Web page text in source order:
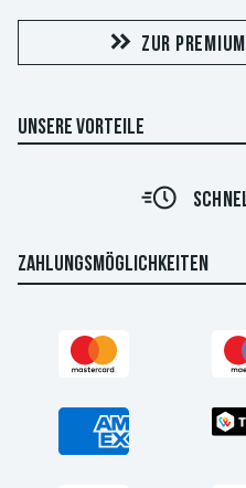
ZUR
UNSERE VORTEILE
ZAHLUNGSMÖGLICHKEITEN